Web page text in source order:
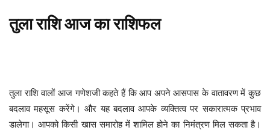
तुलाराशिआजकाराशिफल
तुला राशि वालों आज गणेशजी कहते हैं कि आप अपने आसपास के वातावरण में कुछ
बदलाव महसूस करेंगे। और यह बदलाव आपके व्यक्तित्व पर सकारात्मक प्रभाव
डालेगा। आपको किसी खास समारोह में शामिल होने का निमंत्रण मिल सकता है।